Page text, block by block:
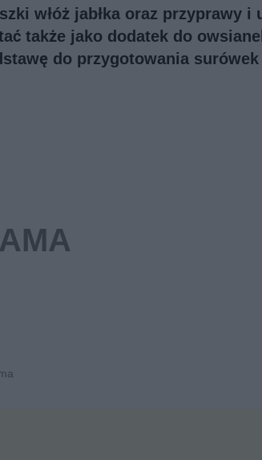
włóż jabłka oraz przyprawy i
także jako dodatek do
do przygotowania surówek